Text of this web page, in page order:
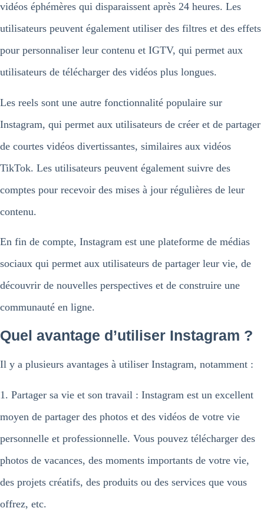
vidéos éphémères qui disparaissent après 24 heures. Les
utilisateurs peuvent également utiliser des filtres et des effets
pour personnaliser leur contenu et IGTV, qui permet aux
utilisateurs de télécharger des vidéos plus longues.
Les reels sont une autre fonctionnalité populaire sur
Instagram, qui permet aux utilisateurs de créer et de partager
de courtes vidéos divertissantes, similaires aux vidéos
TikTok. Les utilisateurs peuvent également suivre des
comptes pour recevoir des mises à jour régulières de leur
contenu.
En fin de compte, Instagram est une plateforme de médias
sociaux qui permet aux utilisateurs de partager leur vie, de
découvrir de nouvelles perspectives et de construire une
communauté en ligne.
Quel avantage d’utiliser Instagram ?
Il y a plusieurs avantages à utiliser Instagram, notamment :
1. Partager sa vie et son travail : Instagram est un excellent
moyen de partager des photos et des vidéos de votre vie
personnelle et professionnelle. Vous pouvez télécharger des
photos de vacances, des moments importants de votre vie,
des projets créatifs, des produits ou des services que vous
offrez, etc.